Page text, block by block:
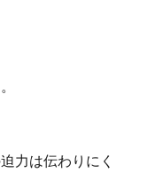
力は伝わりにく